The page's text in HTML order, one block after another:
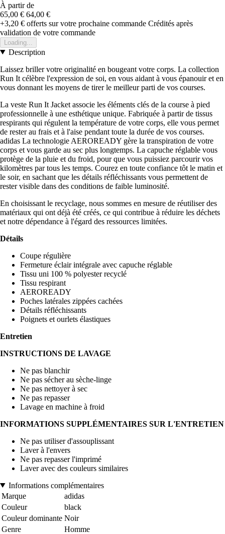
À partir de
65,00 € 64,00 €
+3,20 € offerts sur votre prochaine commande Crédités après
validation de votre commande
Loading...
Description
Laissez briller votre originalité en bougeant votre corps. La collection
Run It célèbre l'expression de soi, en vous aidant à vous épanouir et en
vous donnant les moyens de tirer le meilleur parti de vos courses.
La veste Run It Jacket associe les éléments clés de la course à pied
professionnelle à une esthétique unique. Fabriquée à partir de tissus
respirants qui régulent la température de votre corps, elle vous permet
de rester au frais et à l'aise pendant toute la durée de vos courses.
adidas La technologie AEROREADY gère la transpiration de votre
corps et vous garde au sec plus longtemps. La capuche réglable vous
protège de la pluie et du froid, pour que vous puissiez parcourir vos
kilomètres par tous les temps. Courez en toute confiance tôt le matin et
le soir, en sachant que les détails réfléchissants vous permettent de
rester visible dans des conditions de faible luminosité.
En choisissant le recyclage, nous sommes en mesure de réutiliser des
matériaux qui ont déjà été créés, ce qui contribue à réduire les déchets
et notre dépendance à l'égard des ressources limitées.
Détails
Coupe régulière
Fermeture éclair intégrale avec capuche réglable
Tissu uni 100 % polyester recyclé
Tissu respirant
AEROREADY
Poches latérales zippées cachées
Détails réfléchissants
Poignets et ourlets élastiques
Entretien
INSTRUCTIONS DE LAVAGE
Ne pas blanchir
Ne pas sécher au sèche-linge
Ne pas nettoyer à sec
Ne pas repasser
Lavage en machine à froid
INFORMATIONS SUPPLÉMENTAIRES SUR L'ENTRETIEN
Ne pas utiliser d'assouplissant
Laver à l'envers
Ne pas repasser l'imprimé
Laver avec des couleurs similaires
Informations complémentaires
Marque
adidas
Couleur
black
Couleur dominante Noir
Genre
Homme